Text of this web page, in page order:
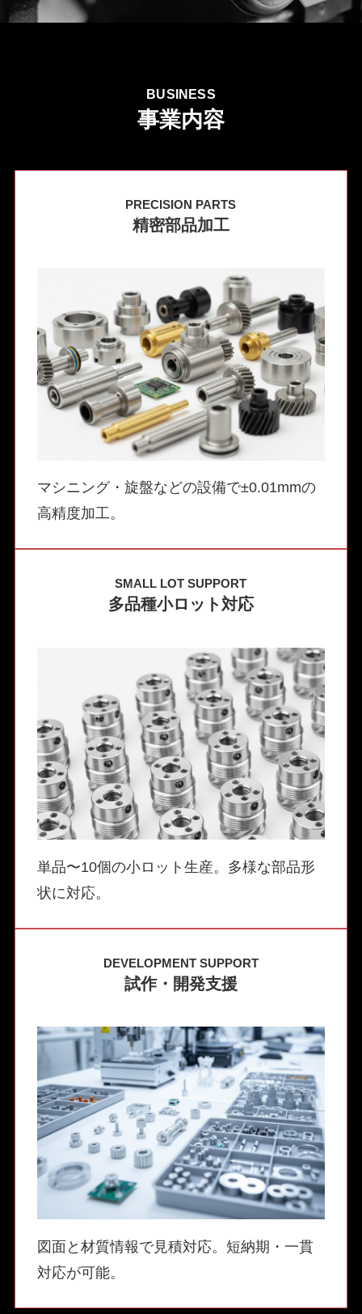
BUSINESS
事業内容
PRECISION PARTS
精密部品加工
マシニング・旋盤などの設備で±0.01mmの
高精度加工。
SMALL LOT SUPPORT
多品種小ロット対応
単品〜10個の小ロット生産。多様な部品形
状に対応。
DEVELOPMENT SUPPORT
試作・開発支援
図面と材質情報で見積対応。短納期・一貫
対応が可能。